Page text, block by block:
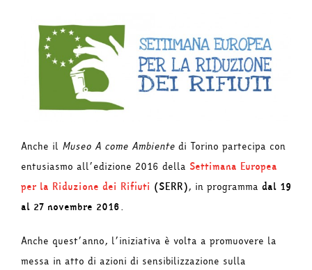
Anche il Museo A come Ambiente di Torino partecipa con
entusiasmo all’edizione 2016 della Settimana Europea
per la Riduzione dei Rifiuti (SERR), in programma dal 19
al 27 novembre 2016.
Anche quest’anno, l’iniziativa è volta a promuovere la
messa in atto di azioni di sensibilizzazione sulla